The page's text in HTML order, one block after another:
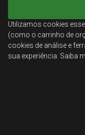
ATENDIMENTO
Orçamentos
e suporte
Utilizamos cookies
(como o carrinho de
cookies de análise e
sua experiência. Saiba